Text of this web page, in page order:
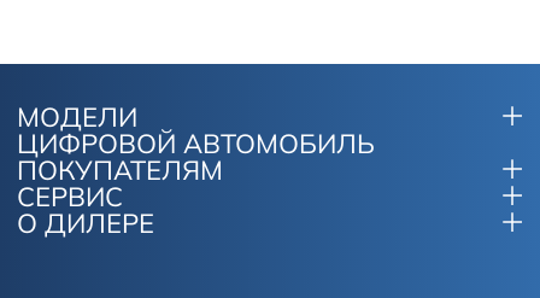
МОДЕЛИ
ЦИФРОВОЙ АВТОМОБИЛЬ
ПОКУПАТЕЛЯМ
СЕРВИС
О ДИЛЕРЕ